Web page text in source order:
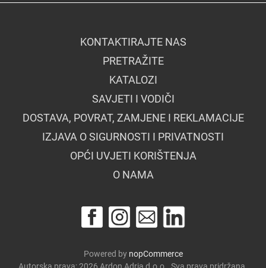
KONTAKTIRAJTE NAS
PRETRAŽITE
KATALOZI
SAVJETI I VODIČI
DOSTAVA, POVRAT, ZAMJENE I REKLAMACIJE
IZJAVA O SIGURNOSTI I PRIVATNOSTI
OPĆI UVJETI KORIŠTENJA
O NAMA
Powered by nopCommerce
Autorska prava; 2026 Ardon Adria d.o.o.. Sva prava pridržana.